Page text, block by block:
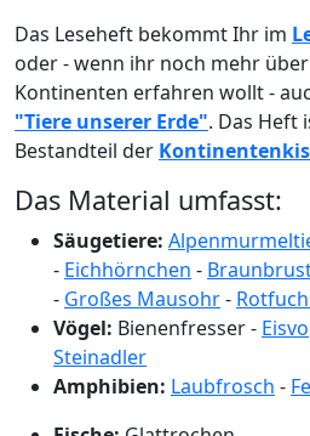
Das Leseheft bekommt Ihr im
oder - wenn ihr noch mehr
Kontinenten erfahren wollt -
"Tiere unserer Erde". Das Heft
Bestandteil der
Das Material umfasst:
Säugetiere:
- Eichhörnchen -
- Großes Mausohr-
Vögel: Bienenfresser -
Steinadler
Amphibien: Laubfrosch -